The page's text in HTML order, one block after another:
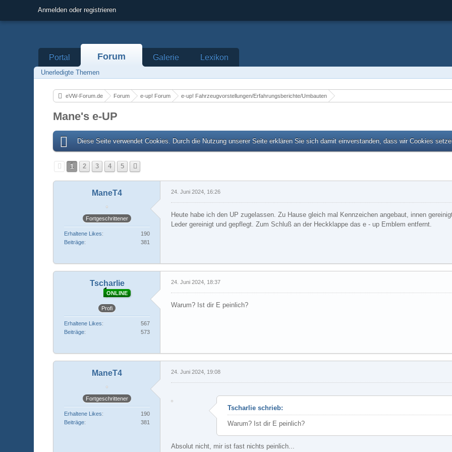
Anmelden oder registrieren
Portal Forum Galerie Lexikon
Unerledigte Themen
eVW-Forum.de Forum e-up! Forum e-up! Fahrzeugvorstellungen/Erfahrungsberichte/Umbauten
Mane's e-UP
Diese Seite verwendet Cookies. Durch die Nutzung unserer Seite erklären Sie sich damit einverstanden, dass wir Cookies
1 2 3 4 5
ManeT4
Fortgeschrittener
Erhaltene Likes
190
Beiträge
381
24. Juni 2024, 16:26
Heute habe ich den UP zugelassen. Zu Hause gleich mal Kennzeichen angebaut, innen
Leder gereinigt und gepflegt. Zum Schluß an der Heckklappe das e - up Emblem entfernt.
Tscharlie
ONLINE
Profi
Erhaltene Likes
567
Beiträge
573
24. Juni 2024, 18:37
Warum? Ist dir E peinlich?
ManeT4
Fortgeschrittener
Erhaltene Likes
190
Beiträge
381
24. Juni 2024, 19:08
Tscharlie schrieb:
Warum? Ist dir E peinlich?
Absolut nicht, mir ist fast nichts peinlich...